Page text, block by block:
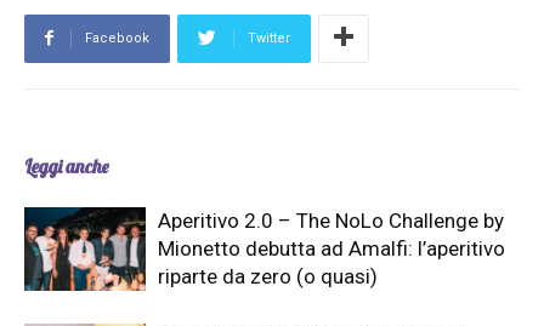
Facebook Twitter
Leggi anche
Aperitivo 2.0 – The NoLo Challenge by
Mionetto debutta ad Amalfi: l’aperitivo
riparte da zero (o quasi)